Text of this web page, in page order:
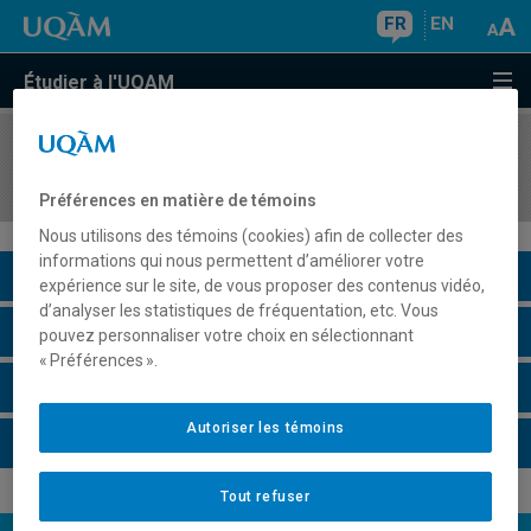
FR EN
Étudier à l'UQAM
COURS//
Description du cours
Horaire - Été 2026
Préférences en matière de témoins
Nous utilisons des témoins (cookies) afin de collecter des
informations qui nous permettent d’améliorer votre
expérience sur le site, de vous proposer des contenus vidéo,
d’analyser les statistiques de fréquentation, etc. Vous
pouvez personnaliser votre choix en sélectionnant
« Préférences ».
Tout refuser
Autoriser les témoins